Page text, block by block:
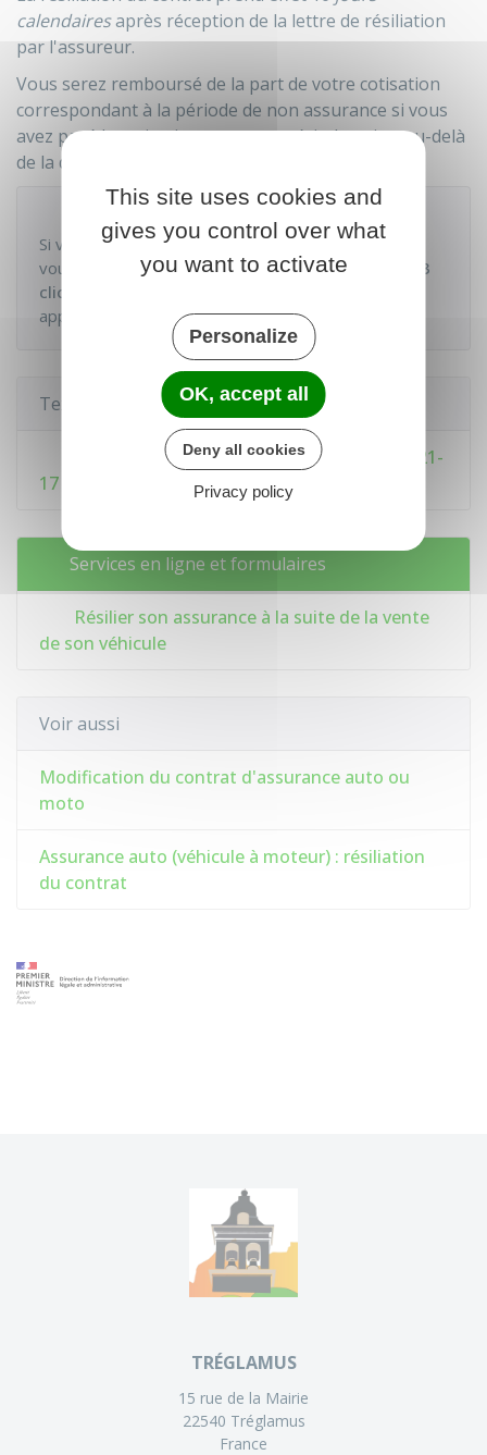
calendairesaprès réception de la lettre de résiliation
par l'assureur.
Vous serez remboursé de la part de votre cotisation
correspondant à la période de non assurance si vous
avez payé la cotisation pour une période qui va au-delà
de la date de résiliation.
À savoir
Si votre contrat a été conclu par voie électronique,
vous pouvez également effectuer larésiliation en 3
clics
application.
Textes de référence
Code des assurances : articles L121-1 à L121-
17
Services en ligne et formulaires
Résilier son assurance à la suite de la vente
de son véhicule
Voir aussi
Modification du contrat d'assurance auto ou
moto
Assurance auto (véhicule à moteur) : résiliation
du contrat
TRÉGLAMUS
15 rue de la Mairie
22540 Tréglamus
France
This site uses cookies and
gives you control over what
you want to activate
Personalize
OK, accept all
Deny all cookies
Privacy policy